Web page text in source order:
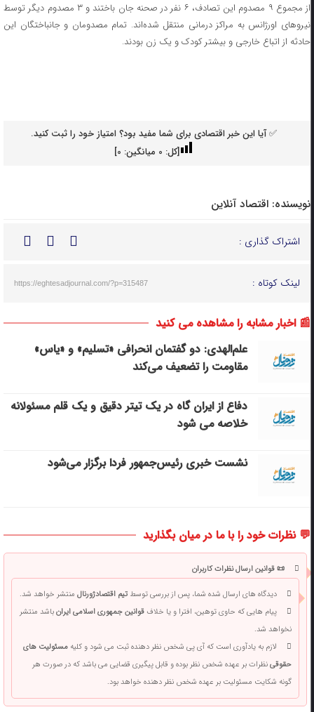
از مجموع ۹ مصدوم این تصادف، ۶ نفر در صحنه جان باختند و ۳ مصدوم دیگر توسط
نیرو‌های اورژانس به مراکز درمانی منتقل شده‌اند. تمام مصدومان و جانباختگان این
حادثه از اتباع خارجی و بیشتر کودک و یک زن بودند.
✅ آیا این خبر اقتصادی برای شما مفید بود؟ امتیاز خود را ثبت کنید.
[کل: 0میانگین: 0
]
نویسنده: اقتصاد آنلاین
اشتراک گذاری :
لینک کوتاه : https://eghtesadjournal.com/?p=315487
📰 اخبار مشابه را مشاهده می کنید
علم‌الهدی: دو گفتمان انحرافی «تسلیم» و «یاس»
مقاومت را تضعیف می‌کند
دفاع از ایران گاه در یک تیتر دقیق و یک قلم مسئولانه
خلاصه می شود
نشست خبری رئیس‌جمهور فردا برگزار می‌شود
💬 نظرات خود را با ما در میان بگذارید
📜 قوانین ارسال نظرات کاربران
دیدگاه های ارسال شده شما، پس از بررسی توسطتیم اقتصادژورنالمنتشر خواهد شد.
پیام هایی که حاوی توهین، افترا و یا خلافقوانین جمهوری اسلامی ایرانباشد منتشر
نخواهد شد.
لازم به یادآوری است که آی پی شخص نظر دهنده ثبت می شود و کلیهمسئولیت های
حقوقینظرات بر عهده شخص نظر بوده و قابل پیگیری قضایی می باشد که در صورت هر
گونه شکایت مسئولیت بر عهده شخص نظر دهنده خواهد بود.